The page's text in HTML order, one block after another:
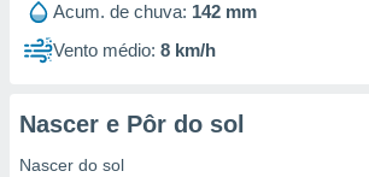
1199
Acum. de chuva: 142 mm
Vento médio: 8 km/h
Nascer e Pôr do sol
Nascer do sol